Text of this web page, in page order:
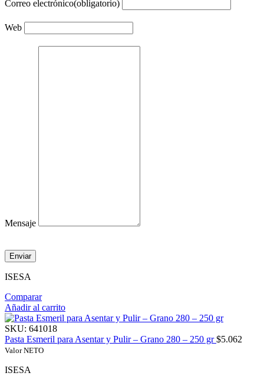
Correo electrónico(obligatorio)
Web
Mensaje
Enviar
ISESA
Comparar
Añadir al carrito
SKU: 641018
Pasta Esmeril para Asentar y Pulir – Grano 280 – 250 gr$5.062
Valor NETO
ISESA